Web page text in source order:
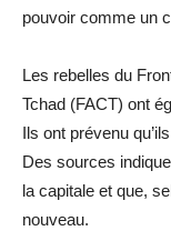
pouvoir comme un
Les rebelles du
Tchad (FACT) ont
Ils ont prévenu
Des sources
la capitale et que,
nouveau.